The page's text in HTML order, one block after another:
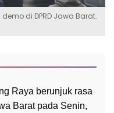
di DPRD Jawa Barat.
Raya berunjuk rasa
Barat pada Senin,